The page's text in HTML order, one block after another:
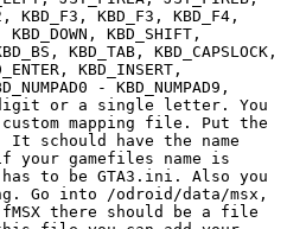
KBD_F3, KBD_F3, KBD_F4,
KBD_SHIFT,
KBD_TAB, KBD_CAPSLOCK,
KBD_INSERT,
- KBD_NUMPAD9,
digit or a single letter. You
mapping file. Put the
It schould have the name
your gamefiles name is
has to be GTA3.ini. Also you
Go into /odroid/data/msx,
there should be a file